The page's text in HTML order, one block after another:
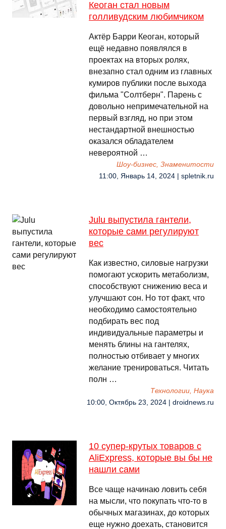
Кеоган стал новым
голливудским любимчиком
Актёр Барри Кеоган, который
ещё недавно появлялся в
проектах на вторых ролях,
внезапно стал одним из главных
кумиров публики после выхода
фильма "Солтберн". Парень с
довольно непримечательной на
первый взгляд, но при этом
нестандартной внешностью
оказался обладателем
невероятной …
Шоу-бизнес, Знаменитости
11:00, Январь 14, 2024 | spletnik.ru
Julu выпустила гантели,
которые сами регулируют
вес
Как известно, силовые нагрузки
помогают ускорить метаболизм,
способствуют снижению веса и
улучшают сон. Но тот факт, что
необходимо самостоятельно
подбирать вес под
индивидуальные параметры и
менять блины на гантелях,
полностью отбивает у многих
желание тренироваться. Читать
полн …
Технологии, Наука
10:00, Октябрь 23, 2024 | droidnews.ru
10 супер-крутых товаров с
AliExpress, которые вы бы не
нашли сами
Все чаще начинаю ловить себя
на мысли, что покупать что-то в
обычных магазинах, до которых
еще нужно доехать, становится